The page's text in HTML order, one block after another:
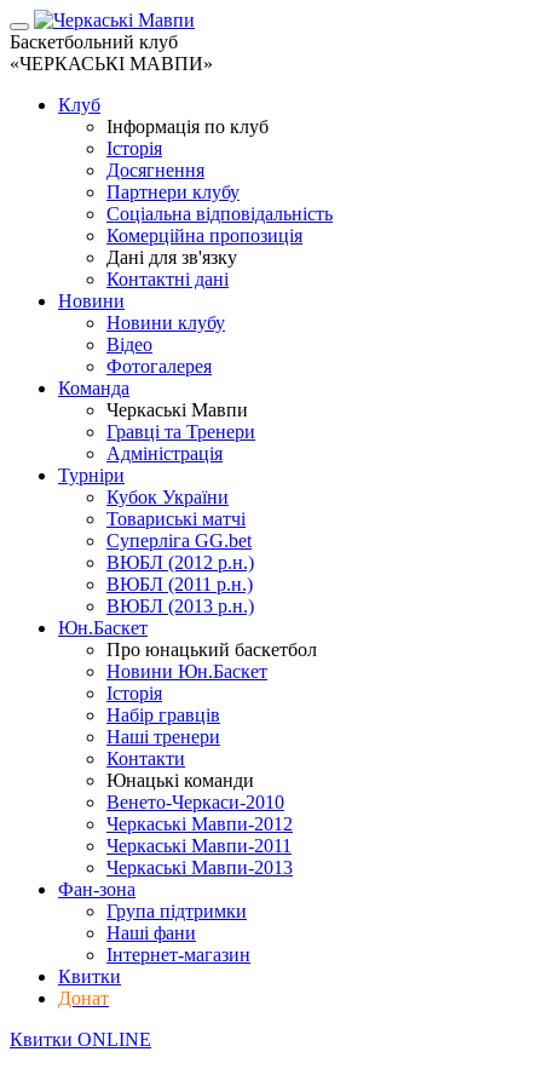
Баскетбольний клуб
«ЧЕРКАСЬКІ МАВПИ»
Клуб
Інформація по клуб
Історія
Досягнення
Партнери клубу
Соціальна відповідальність
Комерційна пропозиція
Дані для зв'язку
Контактні дані
Новини
Новини клубу
Відео
Фотогалерея
Команда
Черкаські Мавпи
Гравці та Тренери
Адміністрація
Турніри
Кубок України
Товариські матчі
Суперліга GG.bet
ВЮБЛ (2012 р.н.)
ВЮБЛ (2011 р.н.)
ВЮБЛ (2013 р.н.)
Юн.Баскет
Про юнацький баскетбол
Новини Юн.Баскет
Історія
Набір гравців
Наші тренери
Контакти
Юнацькі команди
Венето-Черкаси-2010
Черкаські Мавпи-2012
Черкаські Мавпи-2011
Черкаські Мавпи-2013
Фан-зона
Група підтримки
Наші фани
Інтернет-магазин
Квитки
Донат
Квитки ONLINE